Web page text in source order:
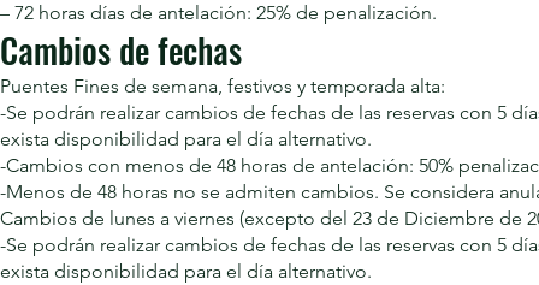
– 72 horas días de antelación: 25% de penalización.
Cambios de fechas
Puentes Fines de semana, festivos y temporada alta:
-Se podrán realizar cambios de fechas de las reservas con 5
exista disponibilidad para el día alternativo.
-Cambios con menos de 48 horas de antelación: 50%
-Menos de 48 horas no se admiten cambios. Se considera
Cambios de lunes a viernes (excepto del 23 de Diciembre de
-Se podrán realizar cambios de fechas de las reservas con 5
exista disponibilidad para el día alternativo.